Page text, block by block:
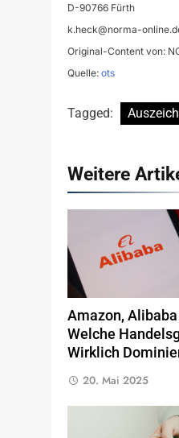
D-90766 Fürth
k.heck@norma-
Original-Content von:
Quelle: ots
Tagged:
Weitere
Amazon, Alibaba
Welche
Wirklich
20. Mai 2025